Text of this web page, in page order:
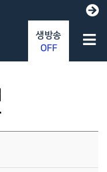
생방송
OFF